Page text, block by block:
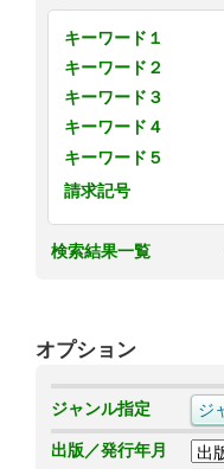
キーワード１
キーワード２
キーワード３
キーワード４
キーワード５
請求記号
検索結果一覧
オプション
ジャンル指定
出版／発行年月